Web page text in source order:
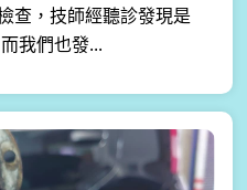
查，技師經聽診發現是
我們也發...